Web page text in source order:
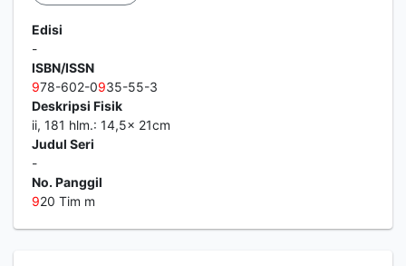
Edisi
-
ISBN/ISSN
978-602-0935-55-3
Deskripsi Fisik
ii, 181 hlm.: 14,5x 21cm
Judul Seri
-
No. Panggil
920 Tim m